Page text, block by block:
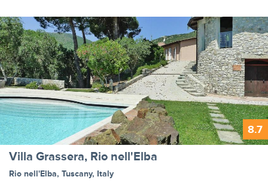
8.7
Villa Grassera, Rio nell'Elba
Rio nell'Elba, Tuscany, Italy